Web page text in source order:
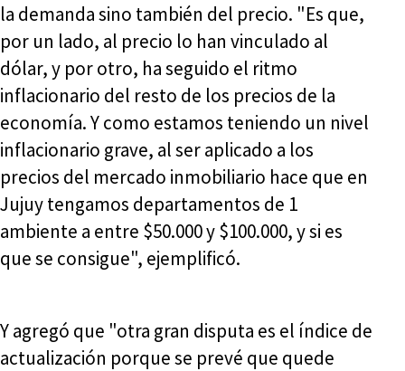
la demanda sino también del precio. "Es que,
por un lado, al precio lo han vinculado al
dólar, y por otro, ha seguido el ritmo
inflacionario del resto de los precios de la
economía. Y como estamos teniendo un nivel
inflacionario grave, al ser aplicado a los
precios del mercado inmobiliario hace que en
Jujuy tengamos departamentos de 1
ambiente a entre $50.000 y $100.000, y si es
que se consigue", ejemplificó.
Y agregó que "otra gran disputa es el índice de
actualización porque se prevé que quede